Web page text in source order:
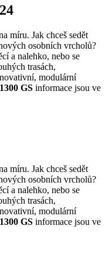
míru. Jak chceš sedět
osobních vrcholů?
a nalehko, nebo se
trasách,
modulární
GS informace jsou ve
míru. Jak chceš sedět
osobních vrcholů?
a nalehko, nebo se
trasách,
modulární
GS informace jsou ve